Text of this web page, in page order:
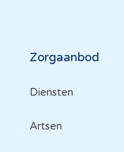
Zorgaanbod
Diensten
Artsen